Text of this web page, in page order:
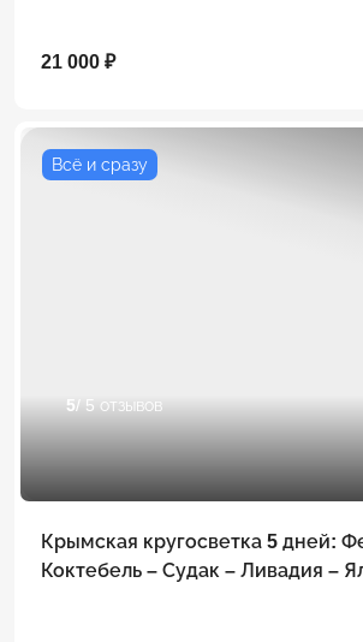
21 000 ₽
Всё и сразу
5/ 5 отзывов
Крымская кругосветка 5 дней:
Коктебель – Судак – Ливадия –